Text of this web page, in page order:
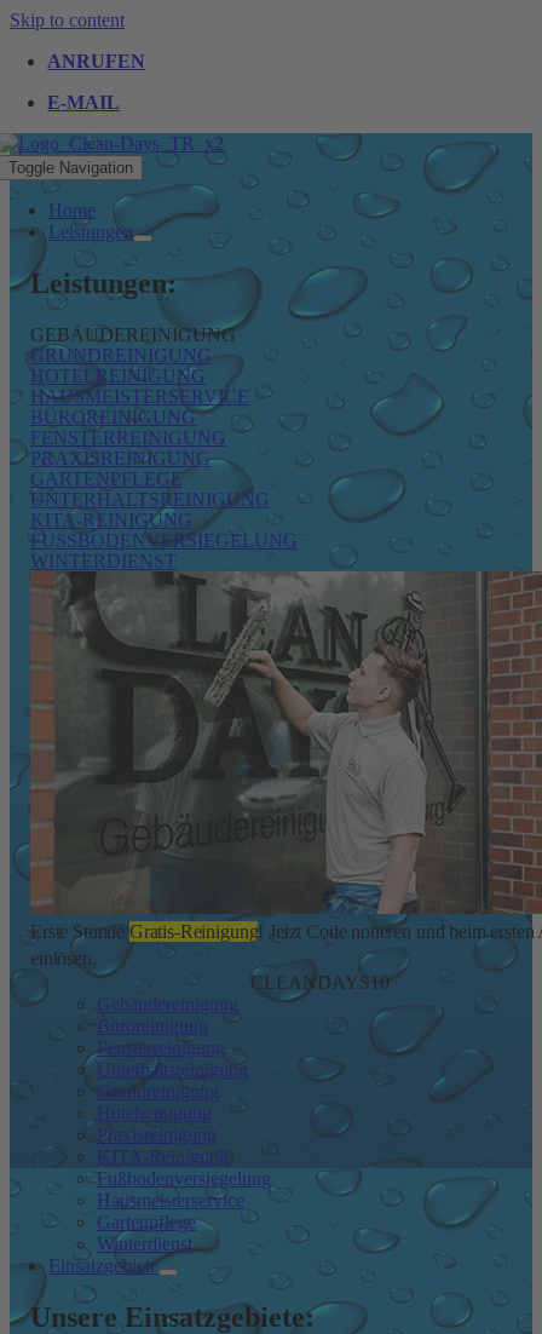
Skip to content
ANRUFEN
E-MAIL
Toggle Navigation
Home
Leistungen
Leistungen:
GEBÄUDEREINIGUNG
GRUNDREINIGUNG
HOTELREINIGUNG
HAUSMEISTERSERVICE
BÜROREINIGUNG
FENSTERREINIGUNG
PRAXISREINIGUNG
GARTENPFLEGE
UNTERHALTSREINIGUNG
KITA-REINIGUNG
FUSSBODENVERSIEGELUNG
WINTERDIENST
Erste Stunde Gratis-Reinigung! Jetzt Code notieren und beim ersten
einlösen.
CLEANDAYS10
Gebäudereinigung
Büroreinigung
Fensterreinigung
Unterhaltsreinigung
Grundreinigung
Hotelreinigung
Praxisreinigung
KITA-Reinigung
Fußbodenversiegelung
Hausmeisterservice
Gartenpflege
Winterdienst
Einsatzgebiete
Unsere Einsatzgebiete: